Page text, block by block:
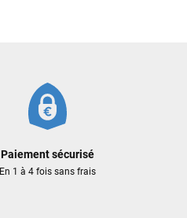
Paiement sécurisé
En 1 à 4 fois sans frais
J’ai commandé un pack via leur
validée, le magasin m’a appelé pour
caractéristiques des équipements,
et m’a même offert du matériel en
dans un colis propre et soigné. Plus
recommande vivement ce magasin